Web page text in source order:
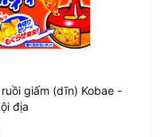
giấm (dĩn) Kobae -
địa